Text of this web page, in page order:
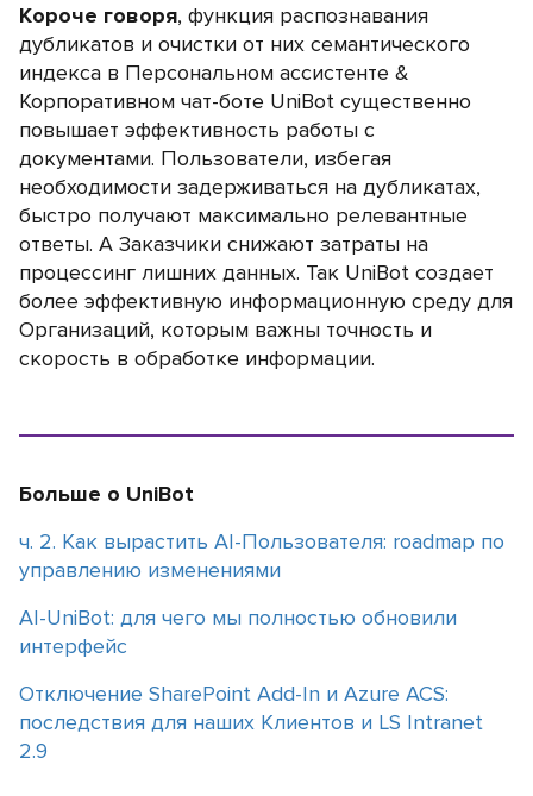
Короче говоря, функция распознавания
дубликатов и очистки от них семантического
индекса в Персональном ассистенте &
Корпоративном чат-боте UniBot существенно
повышает эффективность работы с
документами. Пользователи, избегая
необходимости задерживаться на дубликатах,
быстро получают максимально релевантные
ответы. А Заказчики снижают затраты на
процессинг лишних данных. Так UniBot создает
более эффективную информационную среду для
Организаций, которым важны точность и
скорость в обработке информации.
Больше о UniBot
ч. 2. Как вырастить AI-Пользователя: roadmap по
управлению изменениями
АI-UniBot: для чего мы полностью обновили
интерфейс
Отключение SharePoint Add-In и Azure ACS:
последствия для наших Клиентов и LS Intranet
2.9